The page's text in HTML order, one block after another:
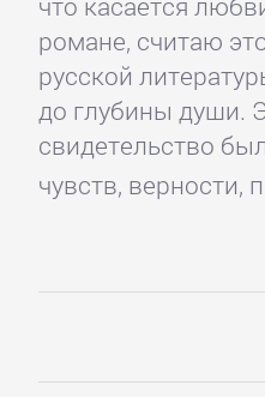
романе, считаю
русской
до глубины души.
свидетельство
чувств, верности,
и
животные
Развлечения
Огород